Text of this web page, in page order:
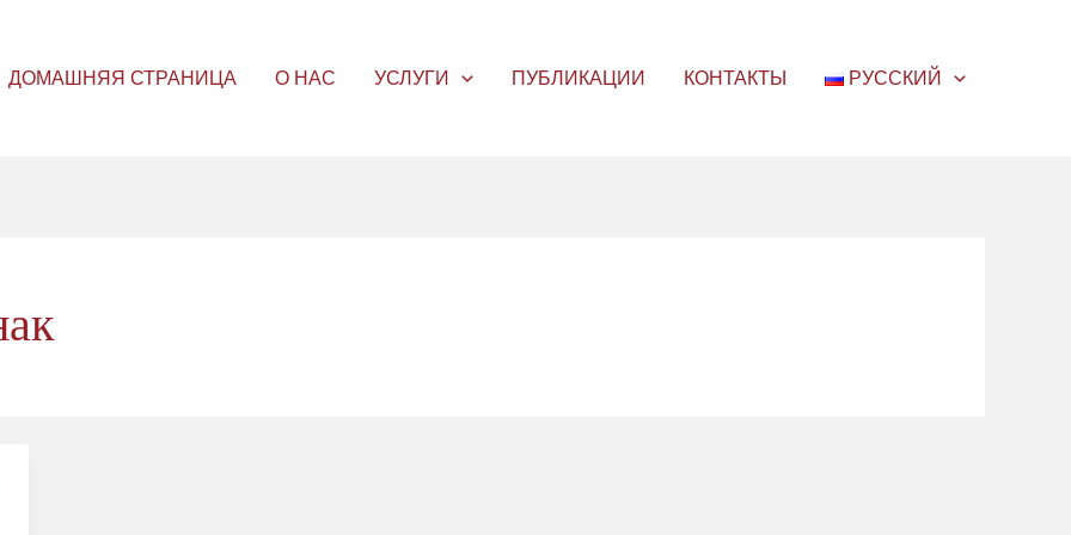
ДОМАШНЯЯ СТРАНИЦА О НАС УСЛУГИ ПУБЛИКАЦИИ КОНТАКТЫ РУССКИЙ